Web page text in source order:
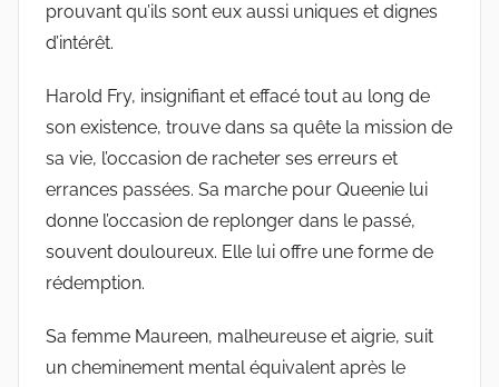
prouvant qu’ils sont eux aussi uniques et dignes
d’intérêt.
Harold Fry, insignifiant et effacé tout au long de
son existence, trouve dans sa quête la mission de
sa vie, l’occasion de racheter ses erreurs et
errances passées. Sa marche pour Queenie lui
donne l’occasion de replonger dans le passé,
souvent douloureux. Elle lui offre une forme de
rédemption.
Sa femme Maureen, malheureuse et aigrie, suit
un cheminement mental équivalent après le